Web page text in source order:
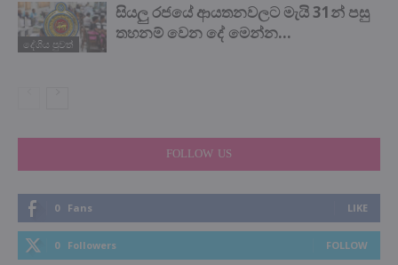
දේශිය පුවත්
සියලු රජයේ ආයතනවලට මැයි 31න් පසු
තහනම් වෙන දේ මෙන්න…
FOLLOW US
0 Fans LIKE
0 Followers FOLLOW